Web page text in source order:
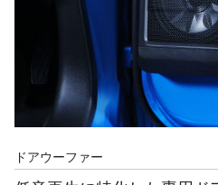
ドアウーファー